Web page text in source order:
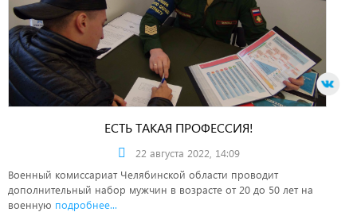
ЕСТЬ ТАКАЯ ПРОФЕССИЯ!
22 августа 2022, 14:09
Военный комиссариат Челябинской области проводит
дополнительный набор мужчин в возрасте от 20 до 50 лет на
военную подробнее...